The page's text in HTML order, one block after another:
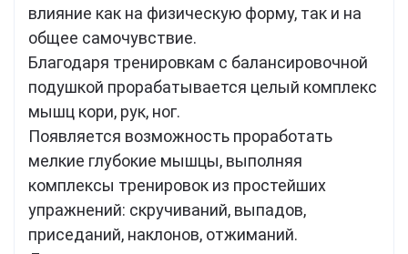
влияние как на физическую форму, так и на
общее самочувствие.
Благодаря тренировкам с балансировочной
подушкой прорабатывается целый комплекс
мышц кори, рук, ног.
Появляется возможность проработать
мелкие глубокие мышцы, выполняя
комплексы тренировок из простейших
упражнений: скручиваний, выпадов,
приседаний, наклонов, отжиманий.